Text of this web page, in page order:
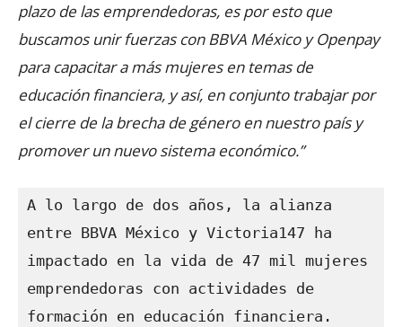
plazo de las emprendedoras, es por esto que
buscamos unir fuerzas con BBVA México y Openpay
para capacitar a más mujeres en temas de
educación financiera, y así, en conjunto trabajar por
el cierre de la brecha de género en nuestro país y
promover un nuevo sistema económico.”
A lo largo de dos años, la alianza
entre BBVA México y Victoria147 ha
impactado en la vida de 47 mil mujeres
emprendedoras con actividades de
formación en educación financiera.